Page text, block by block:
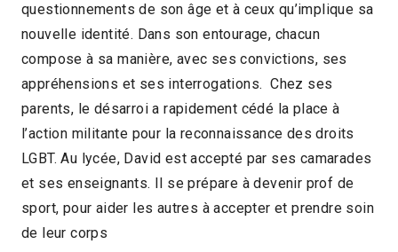
questionnements de son âge et à ceux qu’implique sa
nouvelle identité. Dans son entourage, chacun
compose à sa manière, avec ses convictions, ses
appréhensions et ses interrogations. Chez ses
parents, le désarroi a rapidement cédé la place à
l’action militante pour la reconnaissance des droits
LGBT. Au lycée, David est accepté par ses camarades
et ses enseignants. Il se prépare à devenir prof de
sport, pour aider les autres à accepter et prendre soin
de leur corps